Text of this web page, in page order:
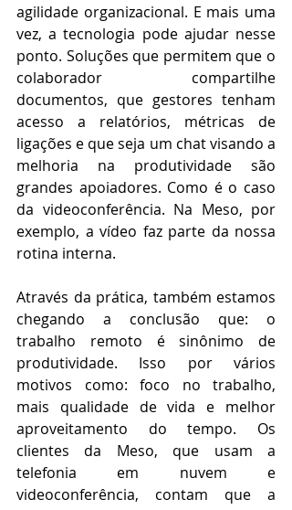
agilidade organizacional. E mais uma
vez, a tecnologia pode ajudar nesse
ponto. Soluções que permitem que o
colaborador compartilhe
documentos, que gestores tenham
acesso a relatórios, métricas de
ligações e que seja um chat visando a
melhoria na produtividade são
grandes apoiadores. Como é o caso
da videoconferência. Na Meso, por
exemplo, a vídeo faz parte da nossa
rotina interna.
Através da prática, também estamos
chegando a conclusão que: o
trabalho remoto é sinônimo de
produtividade. Isso por vários
motivos como: foco no trabalho,
mais qualidade de vida e melhor
aproveitamento do tempo. Os
clientes da Meso, que usam a
telefonia em nuvem e
videoconferência, contam que a